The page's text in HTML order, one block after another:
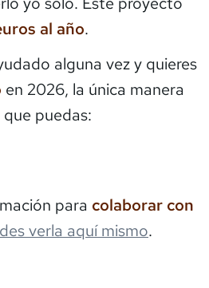
al año.
alguna vez y quieres
en 2026, la única manera
puedas:
para colaborar con
verla aquí mismo.